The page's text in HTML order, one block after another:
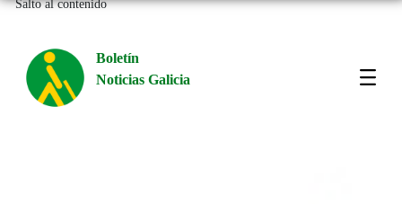
Salto al contenido
Boletín
Noticias Galicia